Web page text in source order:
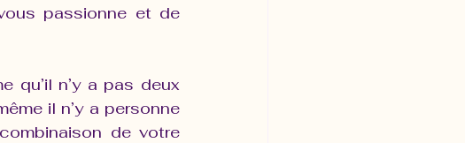
passionne et de
qu’il n’y a pas deux
il n’y a personne
de votre